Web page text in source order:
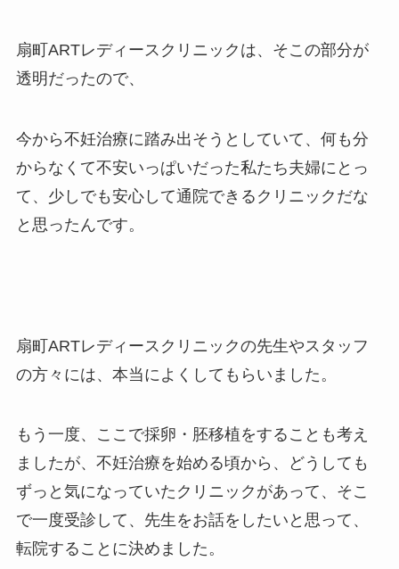
扇町ARTレディースクリニックは、そこの部分が
透明だったので、
今から不妊治療に踏み出そうとしていて、何も分
からなくて不安いっぱいだった私たち夫婦にとっ
て、少しでも安心して通院できるクリニックだな
と思ったんです。
扇町ARTレディースクリニックの先生やスタッフ
の方々には、本当によくしてもらいました。
もう一度、ここで採卵・胚移植をすることも考え
ましたが、不妊治療を始める頃から、どうしても
ずっと気になっていたクリニックがあって、そこ
で一度受診して、先生をお話をしたいと思って、
転院することに決めました。